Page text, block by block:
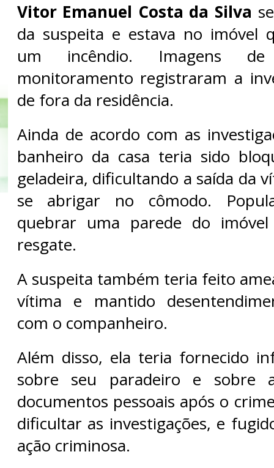
Vitor Emanuel Costa da Silva
da suspeita e estava no imóvel
um incêndio. Imagens
monitoramento registraram a
de fora da residência.
Ainda de acordo com as
banheiro da casa teria sido
geladeira, dificultando a saída da
se abrigar no cômodo.
quebrar uma parede do
resgate.
A suspeita também teria feito
vítima e mantido
com o companheiro.
Além disso, ela teria fornecido
sobre seu paradeiro e sobre
documentos pessoais após o
dificultar as investigações, e
ação criminosa.